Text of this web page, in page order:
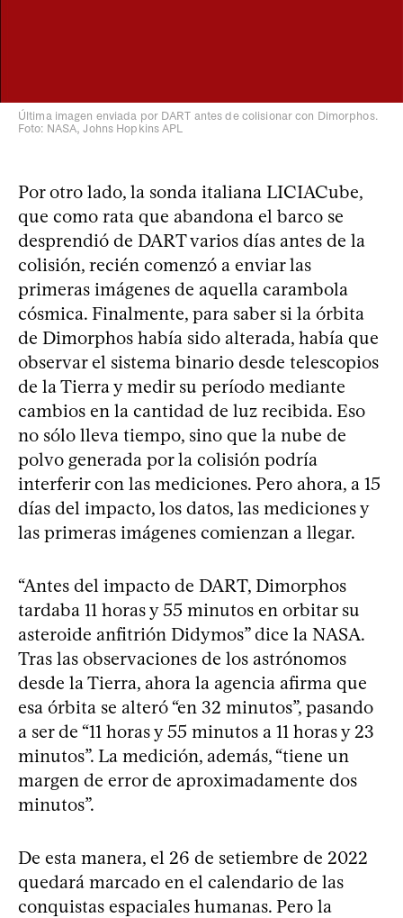
Última imagen enviada por DART antes de colisionar con Dimorphos.
Foto: NASA, Johns Hopkins APL
Por otro lado, la sonda italiana LICIACube,
que como rata que abandona el barco se
desprendió de DART varios días antes de la
colisión, recién comenzó a enviar las
primeras imágenes de aquella carambola
cósmica. Finalmente, para saber si la órbita
de Dimorphos había sido alterada, había que
observar el sistema binario desde telescopios
de la Tierra y medir su período mediante
cambios en la cantidad de luz recibida. Eso
no sólo lleva tiempo, sino que la nube de
polvo generada por la colisión podría
interferir con las mediciones. Pero ahora, a 15
días del impacto, los datos, las mediciones y
las primeras imágenes comienzan a llegar.
“Antes del impacto de DART, Dimorphos
tardaba 11 horas y 55 minutos en orbitar su
asteroide anfitrión Didymos” dice la NASA.
Tras las observaciones de los astrónomos
desde la Tierra, ahora la agencia afirma que
esa órbita se alteró “en 32 minutos”, pasando
a ser de “11 horas y 55 minutos a 11 horas y 23
minutos”. La medición, además, “tiene un
margen de error de aproximadamente dos
minutos”.
De esta manera, el 26 de setiembre de 2022
quedará marcado en el calendario de las
conquistas espaciales humanas. Pero la